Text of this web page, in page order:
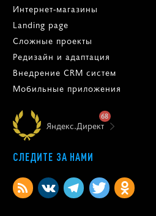
Интернет-магазины
Landing page
Сложные проекты
Редизайн и адаптация
Внедрение CRM систем
Мобильные приложения
Яндекс.Директ
68
СЛЕДИТЕ ЗА НАМИ